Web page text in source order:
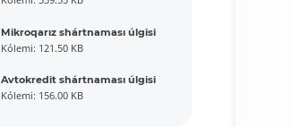
Mikroqarız shártnaması úlgisi
Kólemi: 121.50 KB
Avtokredit shártnaması úlgisi
Kólemi: 156.00 KB